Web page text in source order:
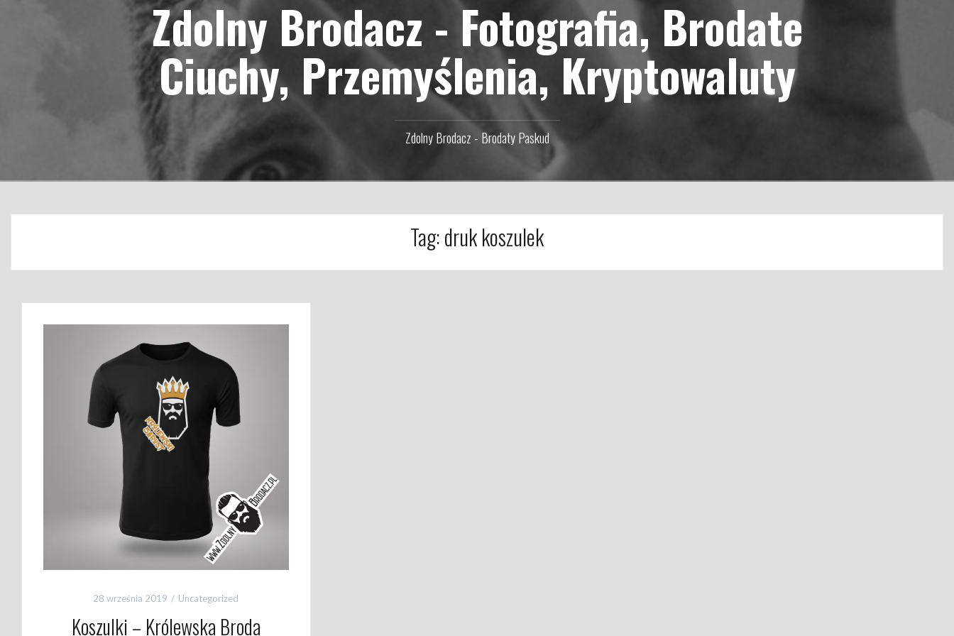
Zdolny Brodacz - Fotografia, Brodate
Ciuchy, Przemyślenia, Kryptowaluty
Zdolny Brodacz - Brodaty Paskud
Tag:druk koszulek
28 września 2019 Uncategorized
Koszulki – Królewska Broda